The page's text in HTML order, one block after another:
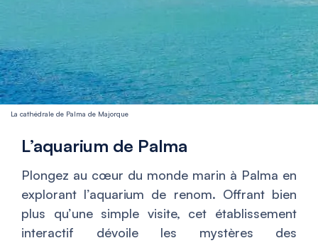
La cathédrale de Palma de Majorque
L’aquarium de Palma
Plongez au cœur du monde marin à Palma en
explorant l’aquarium de renom. Offrant bien
plus qu’une simple visite, cet établissement
interactif dévoile les mystères des